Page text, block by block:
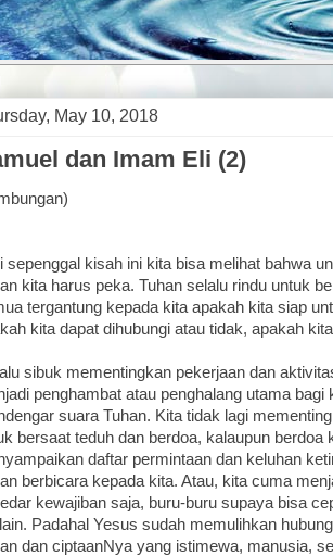
May 10, 2018
dan Imam Eli (2)
sepenggal kisah ini kita bisa melihat bahwa
kita harus peka. Tuhan selalu rindu untuk
tergantung kepada kita apakah kita siap
kita dapat dihubungi atau tidak, apakah
sibuk mementingkan pekerjaan dan
penghambat atau penghalang utama bagi
suara Tuhan. Kita tidak lagi
bersaat teduh dan berdoa, kalaupun berdoa
daftar permintaan dan keluhan
berbicara kepada kita. Atau, kita cuma
kewajiban saja, buru-buru supaya bisa
Padahal Yesus sudah memulihkan
dan ciptaanNya yang istimewa, manusia,